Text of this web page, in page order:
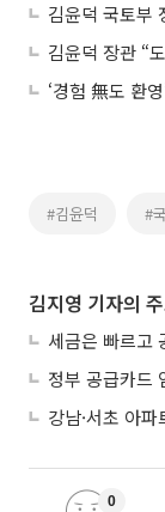
‘경험 無도 환
#김윤덕 #
김지영 기자의
세금은 빠르고
0